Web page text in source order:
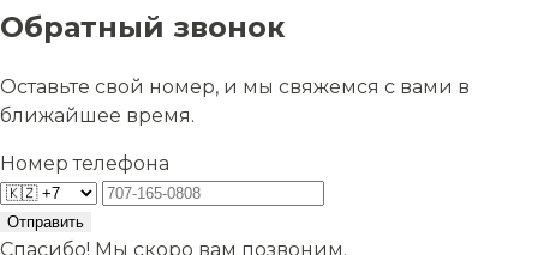
Обратный звонок
Оставьте свой номер, и мы свяжемся с вами в
ближайшее время.
Номер телефона
Отправить
Спасибо! Мы скоро вам позвоним.